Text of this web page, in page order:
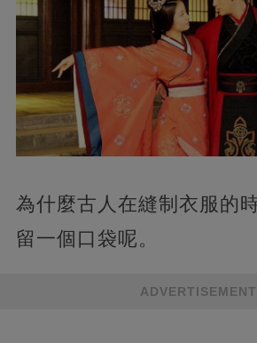
為什麼古人在縫制衣服的
留一個口袋呢。
ADVERTISEMENT